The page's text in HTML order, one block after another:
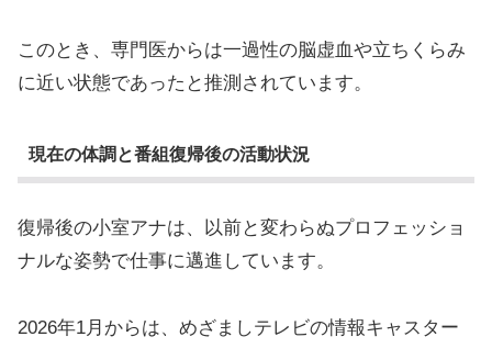
このとき、専門医からは一過性の脳虚血や立ちくらみ
に近い状態であったと推測されています。
現在の体調と番組復帰後の活動状況
復帰後の小室アナは、以前と変わらぬプロフェッショ
ナルな姿勢で仕事に邁進しています。
2026年1月からは、めざましテレビの情報キャスター